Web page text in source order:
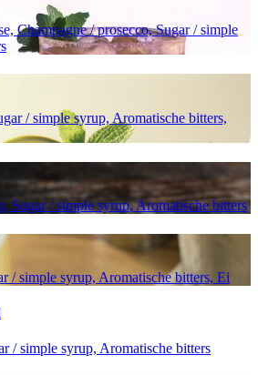
Champagne / prosecco, Sugar / simple
/ simple syrup, Aromatische bitters,
Sugar / simple syrup, Aromatische bitters
/ simple syrup, Aromatische bitters, Ei
/ simple syrup, Aromatische bitters